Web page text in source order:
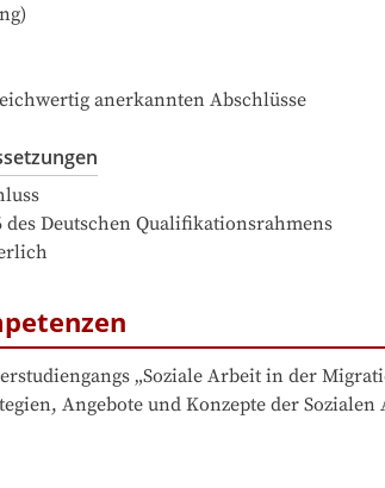
anerkannten Abschlüsse
Deutschen Qualifikationsrahmens
„Soziale Arbeit in der
Angebote und Konzepte der